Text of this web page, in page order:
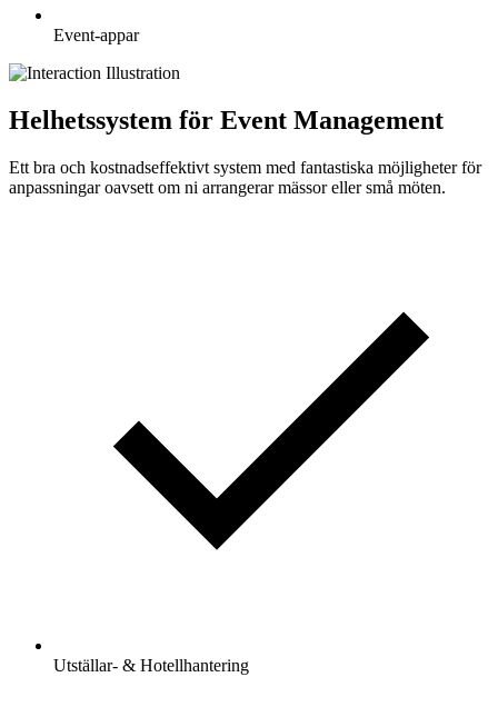
Event-appar
Helhetssystem för Event Management
Ett bra och kostnadseffektivt system med fantastiska möjligheter för
anpassningar oavsett om ni arrangerar mässor eller små möten.
Utställar- & Hotellhantering